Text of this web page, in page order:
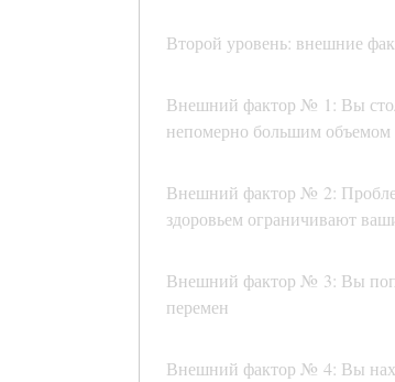
Второй уровень: внешние
Внешний фактор № 1: Вы
непомерно большим объемом
Внешний фактор № 2:
здоровьем ограничивают
Внешний фактор № 3: Вы
перемен
Внешний фактор № 4: Вы